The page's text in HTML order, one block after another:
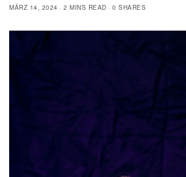
MÄRZ 14, 2024
2 MINS READ 0 SHARES